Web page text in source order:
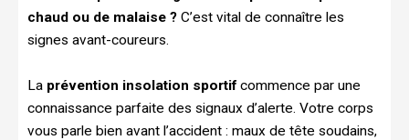
chaud ou de malaise ? C’est vital de connaître les
signes avant-coureurs.
La prévention insolation sportif commence par une
connaissance parfaite des signaux d’alerte. Votre corps
vous parle bien avant l’accident : maux de tête soudains,